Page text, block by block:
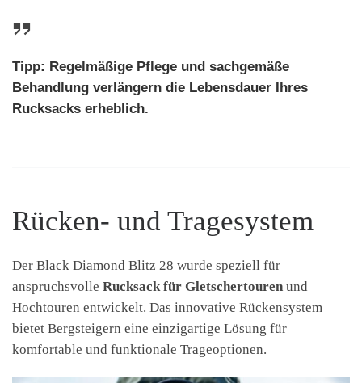
Tipp: Regelmäßige Pflege und sachgemäße
Behandlung verlängern die Lebensdauer Ihres
Rucksacks erheblich.
Rücken- und Tragesystem
Der Black Diamond Blitz 28 wurde speziell für
anspruchsvolle Rucksack für Gletschertouren und
Hochtouren entwickelt. Das innovative Rückensystem
bietet Bergsteigern eine einzigartige Lösung für
komfortable und funktionale Trageoptionen.